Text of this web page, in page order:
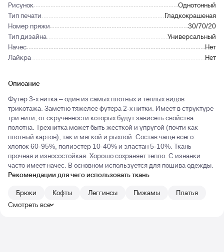
Рисунок
Однотонный
Тип печати
Гладкокрашеная
Номер пряжи
30/70/20
Тип дизайна
Универсальный
Начес
Нет
Лайкра
Нет
Описание
Футер 3-х нитка – один из самых плотных и теплых видов
трикотажа. Заметно тяжелее футера 2-х нитки. Имеет в структуре
три нити, от скрученности которых будут зависеть свойства
полотна. Трехнитка может быть жесткой и упругой (почти как
плотный картон), так и мягкой и рыхлой. Состав чаще всего:
хлопок 60-95%, полиэстер 10-40% и эластан 5-10%. Ткань
прочная и износостойкая. Хорошо сохраняет тепло. С изнанки
часто имеет начес. В основном используется для пошива одежды.
Рекомендации для чего использовать ткань
Брюки
Кофты Леггинсы Пижамы
Платья
Смотреть все